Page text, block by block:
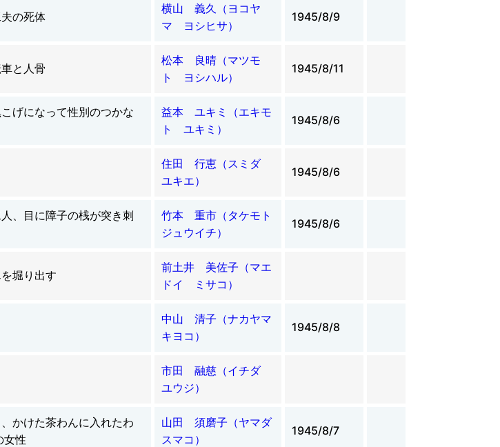
の死体
横山 義久（ヨコヤ
マ ヨシヒサ）
1945/8/9
と人骨
松本 良晴（マツモ
ト ヨシハル）
1945/8/11
げになって性別のつかな
益本 ユキミ（エキモ
ト ユキミ）
1945/8/6
住田 行恵（スミダ
ユキエ）
1945/8/6
、目に障子の桟が突き刺
竹本 重市（タケモト
ジュウイチ）
1945/8/6
堀り出す
前土井 美佐子（マエ
ドイ ミサコ）
中山 清子（ナカヤマ
キヨコ）
1945/8/8
市田 融慈（イチダ
ユウジ）
かけた茶わんに入れたわ
女性
山田 須磨子（ヤマダ
スマコ）
1945/8/7